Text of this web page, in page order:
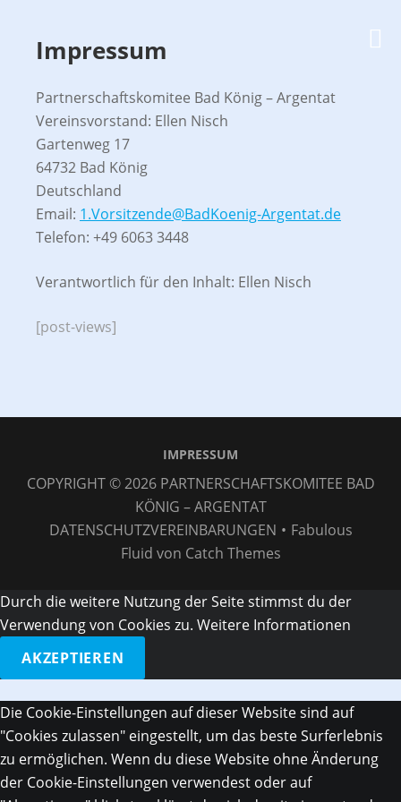
springenBAD KÖNIG – ARGENTAT
Impressum
Partnerschaftskomitee Bad König – Argentat
Vereinsvorstand: Ellen Nisch
Gartenweg 17
64732 Bad König
Deutschland
Email: 1.Vorsitzende@BadKoenig-Argentat.de
Telefon: +49 6063 3448
Verantwortlich für den Inhalt: Ellen Nisch
[post-views]
IMPRESSUM
COPYRIGHT © 2026 PARTNERSCHAFTSKOMITEE BAD
KÖNIG – ARGENTAT
DATENSCHUTZVEREINBARUNGEN • Fabulous
Fluid von Catch Themes
Durch die weitere Nutzung der Seite stimmst du der
Verwendung von Cookies zu. Weitere Informationen
AKZEPTIEREN
Die Cookie-Einstellungen auf dieser Website sind auf
"Cookies zulassen" eingestellt, um das beste Surferlebnis
zu ermöglichen. Wenn du diese Website ohne Änderung
der Cookie-Einstellungen verwendest oder auf